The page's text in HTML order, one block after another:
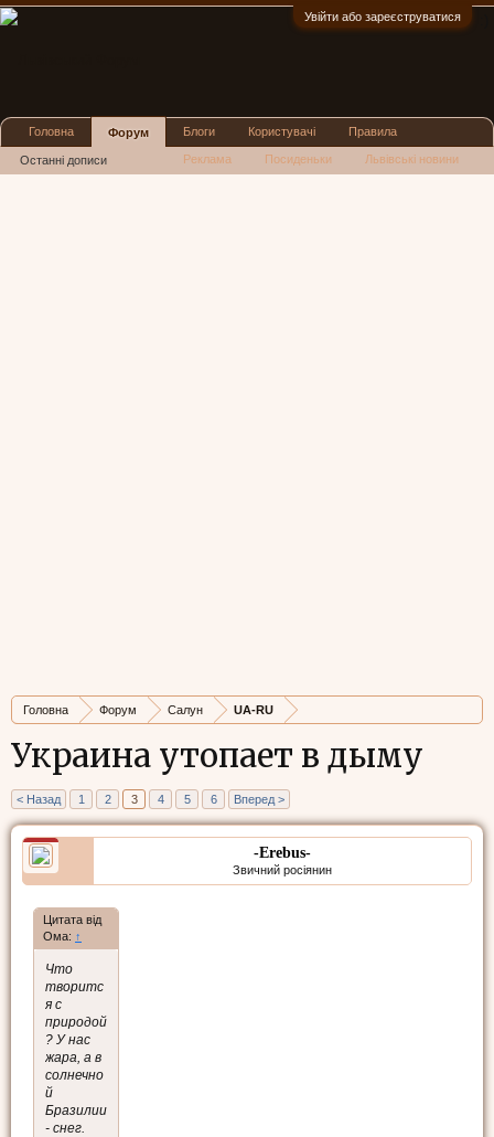
Увійти або зареєструватися
Головна Форум Салун UA-RU
Украина утопает в дыму
< Назад 1 2 3 4 5 6 Вперед >
-Erebus-
Звичний росіянин
Цитата від
Ома: ↑
Что
творитс
я с
природой
? У нас
жара, а в
солнечно
й
Бразилии
- снег.
Головна Форум
Останні дописи
Блоги Користувачі Правила
Реклама Посиденьки Львівські новини